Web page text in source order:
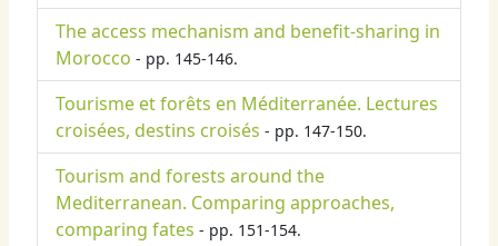
The access mechanism and benefit-sharing in
Morocco - pp. 145-146.
Tourisme et forêts en Méditerranée. Lectures
croisées, destins croisés - pp. 147-150.
Tourism and forests around the
Mediterranean. Comparing approaches,
comparing fates - pp. 151-154.